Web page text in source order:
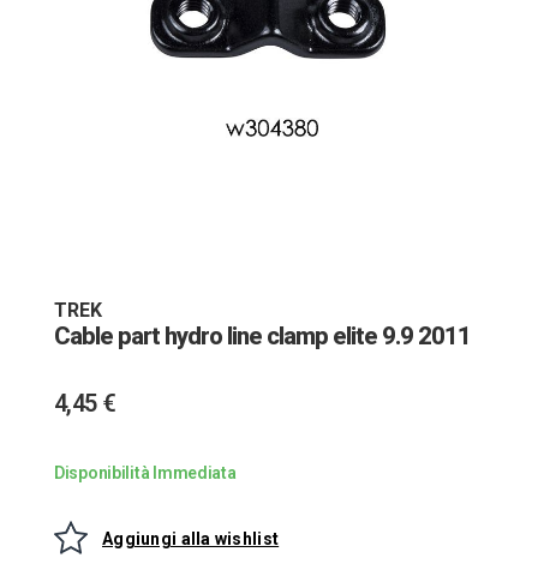
TREK
Cable part hydro line clamp elite 9.9 2011
4,45 €
Disponibilità Immediata
Aggiungi alla wishlist
galleria
di
immagini